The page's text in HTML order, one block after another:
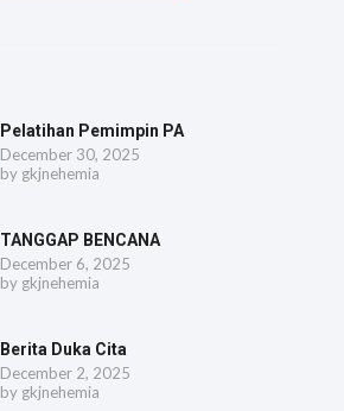
Pelatihan Pemimpin PA
December 30, 2025
by gkjnehemia
TANGGAP BENCANA
December 6, 2025
by gkjnehemia
Berita Duka Cita
December 2, 2025
by gkjnehemia